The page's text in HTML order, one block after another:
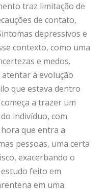
traz limitação de
de contato,
depressivos e
contexto, como uma
e medos.
à evolução
que estava dentro
a trazer um
indivíduo, com
que entra a
pessoas, uma certa
exacerbando o
feito em
em uma